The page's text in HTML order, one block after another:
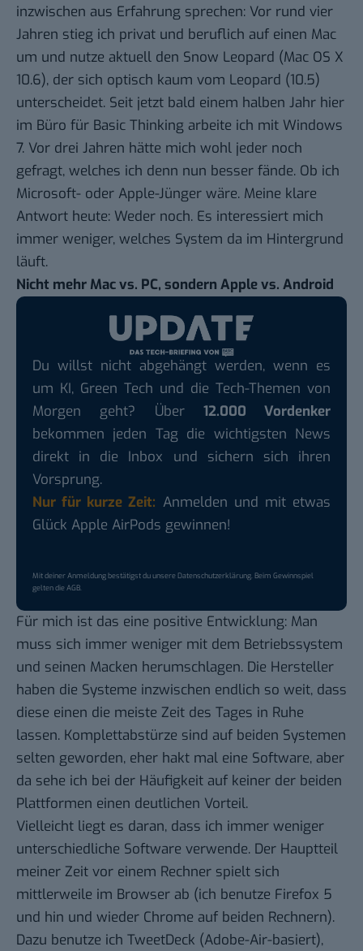
inzwischen aus Erfahrung sprechen: Vor rund vier
Jahren stieg ich privat und beruflich auf einen Mac
um und nutze aktuell den Snow Leopard (Mac OS X
10.6), der sich optisch kaum vom Leopard (10.5)
unterscheidet. Seit jetzt bald einem halben Jahr hier
im Büro für Basic Thinking arbeite ich mit Windows
7. Vor drei Jahren hätte mich wohl jeder noch
gefragt, welches ich denn nun besser fände. Ob ich
Microsoft- oder Apple-Jünger wäre. Meine klare
Antwort heute: Weder noch. Es interessiert mich
immer weniger, welches System da im Hintergrund
läuft.
Nicht mehr Mac vs. PC, sondern Apple vs. Android
Du willst nicht abgehängt werden, wenn es
um KI, Green Tech und die Tech-Themen von
Morgen geht? Über 12.000 Vordenker
bekommen jeden Tag die wichtigsten News
direkt in die Inbox und sichern sich ihren
Vorsprung.
Nur für kurze Zeit: Anmelden und mit etwas
Glück Apple AirPods gewinnen!
Mit deiner Anmeldung bestätigst du unsereDatenschutzerklärung. Beim Gewinnspiel
gelten dieAGB.
Für mich ist das eine positive Entwicklung: Man
muss sich immer weniger mit dem Betriebssystem
und seinen Macken herumschlagen. Die Hersteller
haben die Systeme inzwischen endlich so weit, dass
diese einen die meiste Zeit des Tages in Ruhe
lassen. Komplettabstürze sind auf beiden Systemen
selten geworden, eher hakt mal eine Software, aber
da sehe ich bei der Häufigkeit auf keiner der beiden
Plattformen einen deutlichen Vorteil.
Vielleicht liegt es daran, dass ich immer weniger
unterschiedliche Software verwende. Der Hauptteil
meiner Zeit vor einem Rechner spielt sich
mittlerweile im Browser ab (ich benutze Firefox 5
und hin und wieder Chrome auf beiden Rechnern).
Dazu benutze ich TweetDeck (Adobe-Air-basiert),